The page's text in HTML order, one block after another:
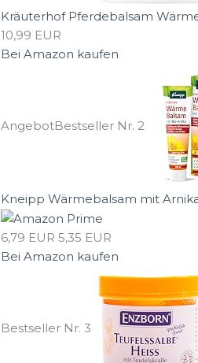
Kräuterhof Pferdebalsam
10,99 EUR
Bei Amazon kaufen
AngebotBestseller Nr. 2
Kneipp Wärmebalsam mit
6,79 EUR 5,35 EUR
Bei Amazon kaufen
Bestseller Nr. 3